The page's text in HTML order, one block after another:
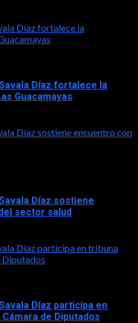
Díaz fortalece la
Díaz fortalece la
Guacamayas
Díaz sostiene encuentro con
Díaz sostiene
sector salud
Díaz participa en tribuna
Diputados
Díaz participa en
de Diputados